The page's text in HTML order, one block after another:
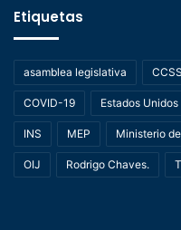
Etiquetas
asamblea legislativa CCSS
COVID-19 Estados Unidos
INS MEP Ministerio
OIJ Rodrigo Chaves.